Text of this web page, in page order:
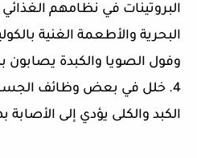
البروتينات في نظامهم
البحرية والأطعمة الغنية
وفول الصويا والكبدة يصابون
4. خلل في بعض وظائف
الكبد والكلى يؤدي إلى الأصابة